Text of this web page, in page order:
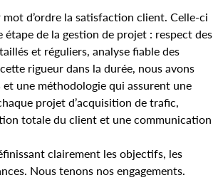
d’ordre la satisfaction client. Celle-ci
étape de la gestion de projet : respect des
et réguliers, analyse fiable des
rigueur dans la durée, nous avons
une méthodologie qui assurent une
projet d’acquisition de trafic,
totale du client et une communication
clairement les objectifs, les
Nous tenons nos engagements.